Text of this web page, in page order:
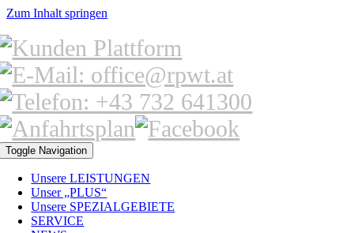
Zum Inhalt springen
Toggle Navigation
Unsere LEISTUNGEN
Unser „PLUS“
Unsere SPEZIALGEBIETE
SERVICE